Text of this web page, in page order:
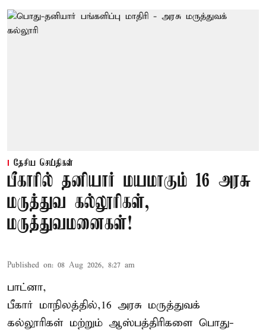
தேசிய செய்திகள்
பீகாரில் தனியார் மயமாகும் 16 அரசு
மருத்துவ கல்லூரிகள்,
மருத்துவமனைகள்!
Published on: 08 Aug 2026, 8:27 am
பாட்னா,
பீகார் மாநிலத்தில்,16 அரசு மருத்துவக்
கல்லூரிகள் மற்றும் ஆஸ்பத்திரிகளை பொது-